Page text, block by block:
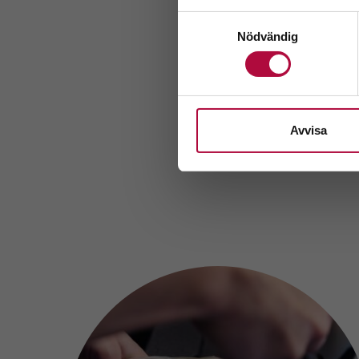
Nödvändig
Avvisa
allt eftersom
Som